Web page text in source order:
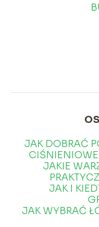
JAK DOBRAĆ
JAKIE
JAK I
JAK WYBRAĆ